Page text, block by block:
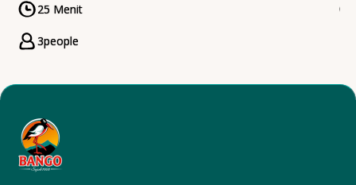
CookingTime
25 Menit
Servings
3people